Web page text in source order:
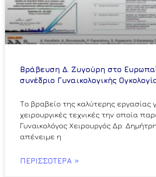
Βράβευση Δ. Ζυγούρη στο
συνέδριο Γυναικολογικής
Το βραβείο της καλύτερης εργασίας
χειρουργικές τεχνικές την οποία
Γυναικολόγος Χειρουργός Δρ.
απένειμε η
ΠΕΡΙΣΣΌΤΕΡΑ »